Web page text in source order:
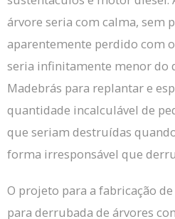
árvore seria com calma, sem
aparentemente perdido com
seria infinitamente menor do
Madebrás para replantar e
quantidade incalculável de
que seriam destruídas
forma irresponsável que
O projeto para a fabricação
para derrubada de árvores